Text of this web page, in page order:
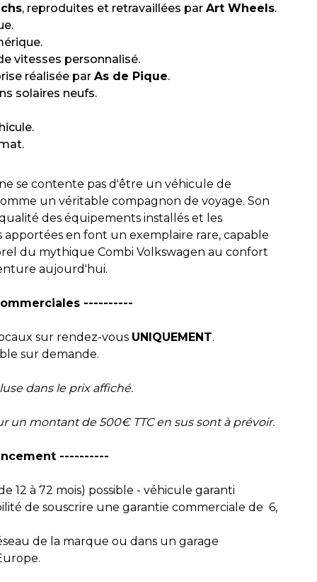
, reproduites et retravaillées par Art Wheels.
vitesses personnalisé.
réalisée par As de Pique.
solaires neufs.
se contente pas d'être un véhicule de
un véritable compagnon de voyage. Son
des équipements installés et les
apportées en font un exemplaire rare, capable
du mythique Combi Volkswagen au confort
aujourd'hui.
----------
sur rendez-vous UNIQUEMENT.
sur demande.
dans le prix affiché.
un montant de 500€ TTC en sus sont à prévoir.
----------
12 à 72 mois) possible - véhicule garanti
de souscrire une garantie commerciale de 6,
de la marque ou dans un garage